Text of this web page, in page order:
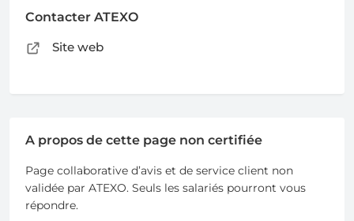
Contacter ATEXO
Site web
A propos de cette page non certifiée
Page collaborative d’avis et de service client non
validée par ATEXO. Seuls les salariés pourront vous
répondre.